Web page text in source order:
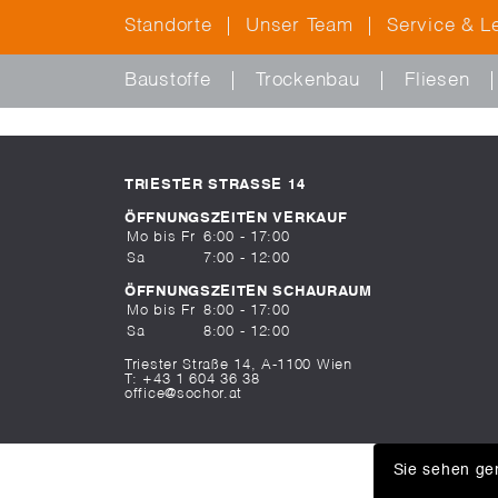
Standorte Unser Team Service &
Baustoffe Trockenbau Fliesen
TRIESTER STRASSE 14
ÖFFNUNGSZEITEN VERKAUF
Mo bis Fr
6:00 - 17:00
Sa
7:00 - 12:00
ÖFFNUNGSZEITEN SCHAURAUM
Mo bis Fr
8:00 - 17:00
Sa
8:00 - 12:00
Triester Straße 14, A-1100 Wien
T: +43 1 604 36 38
office@sochor.at
Sie sehen